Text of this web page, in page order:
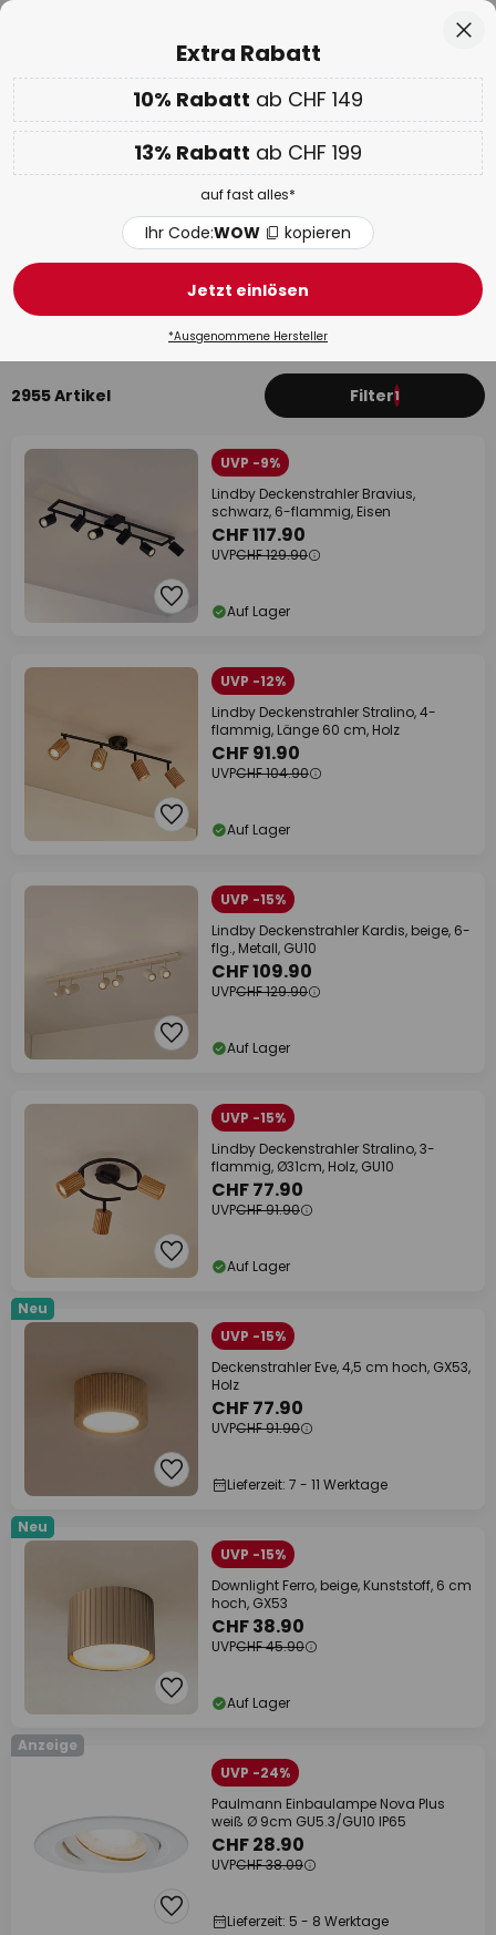
Nur
01D 15H 46M 34S
10% ab CHF 149 & 13% ab CHF 199 extraauf fast alles
Code:WOW kopieren
WOW Week:Bis zu -70%
Dimmbare Deckenspots &
Spotlampen
LED-Strahler Deckenstrahler Hochvolt
2955 Artikel Filter1
UVP -9%
Lindby Deckenstrahler Bravius,
schwarz, 6-flammig, Eisen
CHF 117.90
UVPCHF 129.90
Auf Lager
UVP -12%
Lindby Deckenstrahler Stralino, 4-
flammig, Länge 60 cm, Holz
CHF 91.90
UVPCHF 104.90
Auf Lager
UVP -15%
Lindby Deckenstrahler Kardis, beige, 6-
flg., Metall, GU10
CHF 109.90
UVPCHF 129.90
Auf Lager
UVP -15%
Lindby Deckenstrahler Stralino, 3-
flammig, Ø31cm, Holz, GU10
CHF 77.90
UVPCHF 91.90
Auf Lager
Neu
UVP -15%
Deckenstrahler Eve, 4,5 cm hoch, GX53,
Holz
CHF 77.90
UVPCHF 91.90
Lieferzeit: 7 - 11 Werktage
Neu
UVP -15%
Downlight Ferro, beige, Kunststoff, 6 cm
hoch, GX53
CHF 38.90
UVPCHF 45.90
Auf Lager
Anzeige
UVP -24%
Paulmann Einbaulampe Nova Plus
weiß Ø 9cm GU5.3/GU10 IP65
CHF 28.90
UVPCHF 38.09
Lieferzeit: 5 - 8 Werktage
Extra Rabatt
10% Rabatt ab CHF 149
13% Rabatt ab CHF 199
auf fast alles*
Ihr Code:WOW kopieren
Jetzt einlösen
*Ausgenommene Hersteller